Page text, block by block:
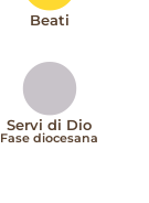
Beati
Servi di Dio
Fase diocesana